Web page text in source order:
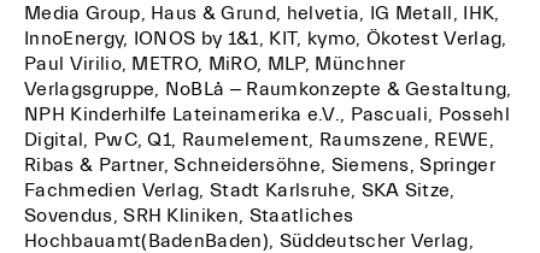
Alle
Architektur
Reportage
Stills
Portrait
Bewerbungsbilder
Media Group, Haus & Grund, helvetia, IG Metall, IHK,
InnoEnergy, IONOS by 1&1, KIT, kymo, Ökotest Verlag,
Paul Virilio, METRO, MiRO, MLP, Münchner
Verlagsgruppe, NoBLå – Raumkonzepte & Gestaltung,
NPH Kinderhilfe Lateinamerika e.V., Pascuali, Possehl
Digital, PwC, Q1, Raumelement, Raumszene, REWE,
Ribas & Partner, Schneidersöhne, Siemens, Springer
Fachmedien Verlag, Stadt Karlsruhe, SKA Sitze,
Sovendus, SRH Kliniken, Staatliches
Hochbauamt(BadenBaden), Süddeutscher Verlag,